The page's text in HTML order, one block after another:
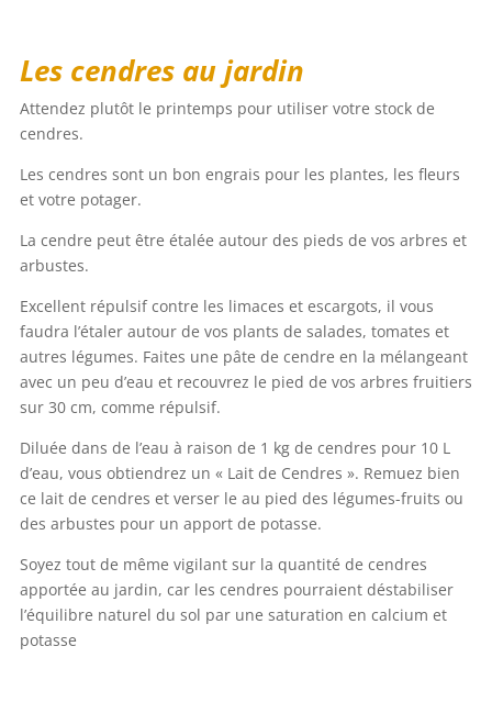
Les cendres au jardin
Attendez plutôt le printemps pour utiliser votre stock de
cendres.
Les cendres sont un bon engrais pour les plantes, les fleurs
et votre potager.
La cendre peut être étalée autour des pieds de vos arbres et
arbustes.
Excellent répulsif contre les limaces et escargots, il vous
faudra l’étaler autour de vos plants de salades, tomates et
autres légumes. Faites une pâte de cendre en la mélangeant
avec un peu d’eau et recouvrez le pied de vos arbres fruitiers
sur 30 cm, comme répulsif.
Diluée dans de l’eau à raison de 1 kg de cendres pour 10 L
d’eau, vous obtiendrez un « Lait de Cendres ». Remuez bien
ce lait de cendres et verser le au pied des légumes-fruits ou
des arbustes pour un apport de potasse.
Soyez tout de même vigilant sur la quantité de cendres
apportée au jardin, car les cendres pourraient déstabiliser
l’équilibre naturel du sol par une saturation en calcium et
potasse